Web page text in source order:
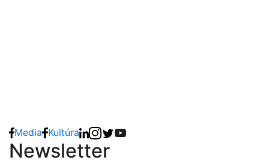
Media Kultúra
Newsletter